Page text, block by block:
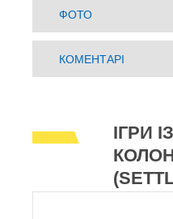
ФОТО
КОМЕНТАРІ
ІГРИ